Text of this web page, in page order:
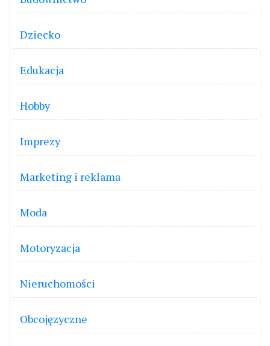
Dziecko
Edukacja
Hobby
Imprezy
Marketing i reklama
Moda
Motoryzacja
Nieruchomości
Obcojęzyczne